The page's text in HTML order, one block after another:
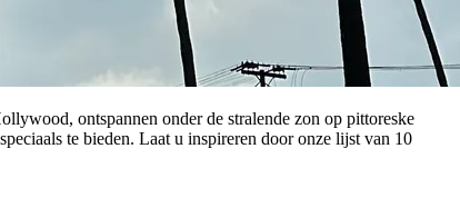
ontspannen onder de stralende zon op pittoreske
te bieden. Laat u inspireren door onze lijst van 10